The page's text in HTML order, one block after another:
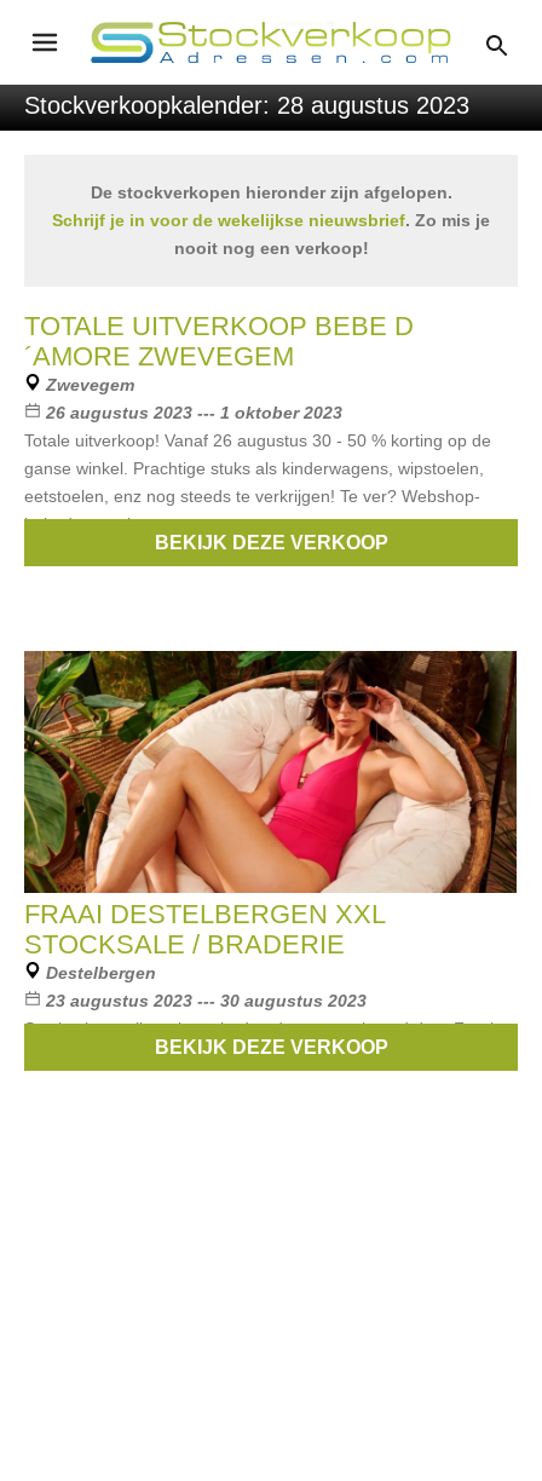
Stockverkoopkalender: 28 augustus 2023
De stockverkopen hieronder zijn afgelopen.
Schrijf je in voor de wekelijkse nieuwsbrief. Zo mis je
nooit nog een verkoop!
TOTALE UITVERKOOP BEBE D
´AMORE ZWEVEGEM
Zwevegem
26 augustus 2023 --- 1 oktober 2023
Totale uitverkoop! Vanaf 26 augustus 30 - 50 % korting op de
ganse winkel. Prachtige stuks als kinderwagens, wipstoelen,
eetstoelen, enz nog steeds te verkrijgen! Te ver? Webshop-
bebedamore.be
Beaba,avent,Noukies ,lilliputiens
BEKIJK DEZE VERKOOP
FRAAI DESTELBERGEN XXL
STOCKSALE / BRADERIE
Destelbergen
23 augustus 2023 --- 30 augustus 2023
Stocksale van lingerie en badmode georganiseerd door Fraai
BEKIJK DEZE VERKOOP